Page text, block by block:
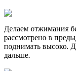
Делаем отжимания
рассмотрено в
поднимать высоко.
дальше.